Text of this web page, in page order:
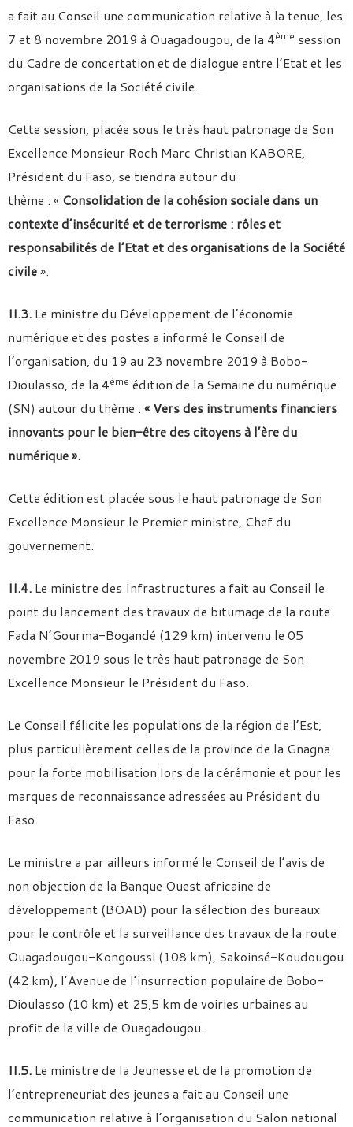
a fait au Conseil une communication relative à la tenue, les
7 et 8 novembre 2019 à Ouagadougou, de la 4ème session
du Cadre de concertation et de dialogue entre l’Etat et les
organisations de la Société civile.
Cette session, placée sous le très haut patronage de Son
Excellence Monsieur Roch Marc Christian KABORE,
Président du Faso, se tiendra autour du
thème : « Consolidation de la cohésion sociale dans un
contexte d’insécurité et de terrorisme : rôles et
responsabilités de l’Etat et des organisations de la Société
civile».
II.3. Le ministre du Développement de l’économie
numérique et des postes a informé le Conseil de
l’organisation, du 19 au 23 novembre 2019 à Bobo-
Dioulasso, de la 4ème édition de la Semaine du numérique
(SN) autour du thème : « Vers des instruments financiers
innovants pour le bien-être des citoyens à l’ère du
numérique ».
Cette édition est placée sous le haut patronage de Son
Excellence Monsieur le Premier ministre, Chef du
gouvernement.
II.4. Le ministre des Infrastructures a fait au Conseil le
point du lancement des travaux de bitumage de la route
Fada N’Gourma-Bogandé (129 km) intervenu le 05
novembre 2019 sous le très haut patronage de Son
Excellence Monsieur le Président du Faso.
Le Conseil félicite les populations de la région de l’Est,
plus particulièrement celles de la province de la Gnagna
pour la forte mobilisation lors de la cérémonie et pour les
marques de reconnaissance adressées au Président du
Faso.
Le ministre a par ailleurs informé le Conseil de l’avis de
non objection de la Banque Ouest africaine de
développement (BOAD) pour la sélection des bureaux
pour le contrôle et la surveillance des travaux de la route
Ouagadougou-Kongoussi (108 km), Sakoinsé-Koudougou
(42 km), l’Avenue de l’insurrection populaire de Bobo-
Dioulasso (10 km) et 25,5 km de voiries urbaines au
profit de la ville de Ouagadougou.
II.5. Le ministre de la Jeunesse et de la promotion de
l’entrepreneuriat des jeunes a fait au Conseil une
communication relative à l’organisation du Salon national